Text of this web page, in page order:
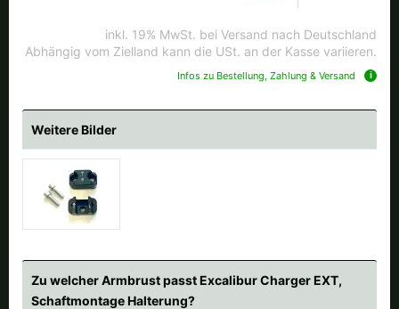
inkl. 19% MwSt. bei Versand nach Deutschland
Abhängig vom Zielland kann die USt. an der Kasse variieren.
Infos zu Bestellung, Zahlung & Versand
Weitere Bilder
Zu welcher Armbrust passt Excalibur Charger EXT,
Schaftmontage Halterung?
Sollte Ihr Land nicht verfübar sein, keine Sorge - wählen Sie einfach
"Deutschland" aus. Und erfragen die Versandkosten bei der